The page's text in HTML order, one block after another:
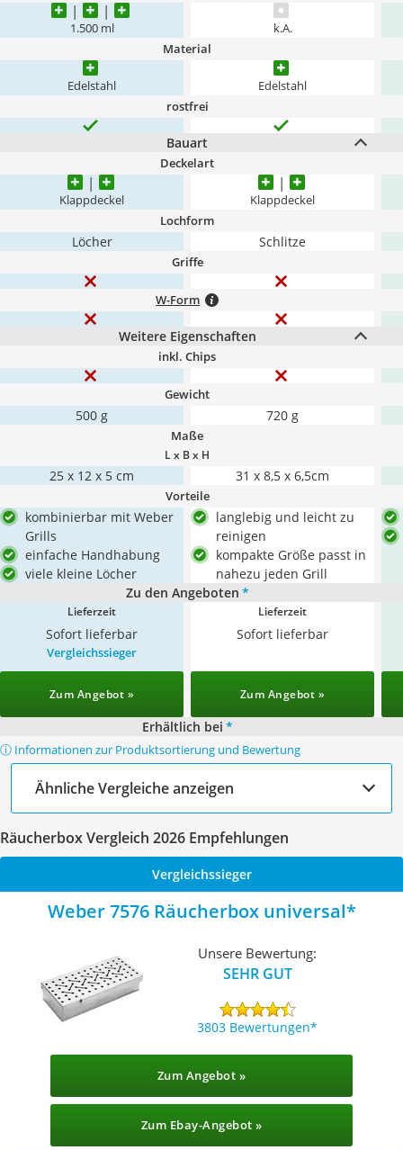
1.500 ml k.A.
Material
Edelstahl Edelstahl
rostfrei
Bauart
Deckelart
Klappdeckel Klappdeckel
Lochform
Löcher Schlitze
Griffe
W-Form
Weitere Eigenschaften
inkl. Chips
Gewicht
500 g 720 g
Maße
L x B x H
25 x 12 x 5 cm 31 x 8,5 x 6,5cm
Vorteile
kombinierbar mit Weber
Grills
einfache Handhabung
viele kleine Löcher
langlebig und leicht zu
reinigen
kompakte Größe passt in
nahezu jeden Grill
Zu den Angeboten *
Lieferzeit
Sofort lieferbar
Lieferzeit
Sofort lieferbar
Vergleichssieger
Zum Angebot » Zum Angebot »
Erhältlich bei *
ⓘ Informationen zur Produktsortierung und Bewertung
Ähnliche Vergleiche anzeigen
Räucherbox Vergleich 2026 Empfehlungen
Vergleichssieger
Weber 7576 Räucherbox universal
Unsere Bewertung:
SEHR GUT
3803 Bewertungen
Zum Angebot »
Zum Ebay-Angebot »